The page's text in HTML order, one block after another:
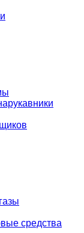
средства